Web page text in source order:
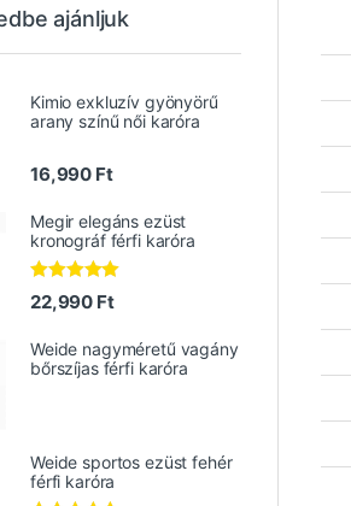
ajánljuk
Kimio exkluzív gyönyörű
arany színű női karóra
16,990 Ft
Megir elegáns ezüst
kronográf férfi karóra
Értékelés:
5.00/ 5
22,990 Ft
Weide nagyméretű vagány
bőrszíjas férfi karóra
Weide sportos ezüst fehér
férfi karóra